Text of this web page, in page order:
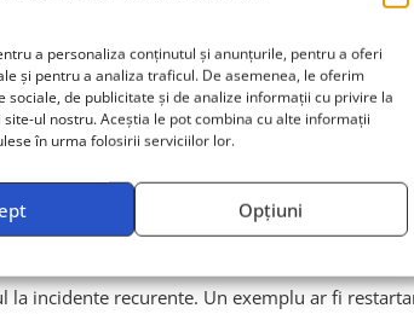
a personaliza conținutul și anunțurile, pentru a oferi
și pentru a analiza traficul. De asemenea, le oferim
sociale, de publicitate și de analize informații cu privire la
ul nostru. Aceștia le pot combina cu alte informații
în urma folosirii serviciilor lor.
Opțiuni
ar putea esua, oferind timp echipelor sa
incidente recurente. Un exemplu ar fi